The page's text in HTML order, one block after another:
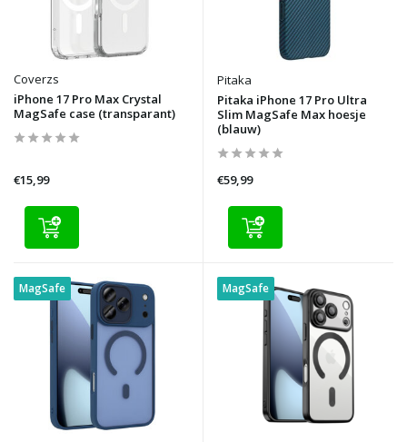
Coverzs
iPhone 17 Pro Max Crystal
MagSafe case (transparant)
€15,99
Pitaka
Pitaka iPhone 17 Pro Ultra
Slim MagSafe Max hoesje
(blauw)
€59,99
MagSafe MagSafe